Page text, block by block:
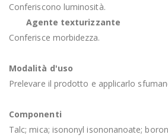
Conferiscono luminosità.
Agente texturizzante
Conferisce morbidezza.
Modalità d'uso
Prelevare il prodotto e applicarlo
Componenti
Talc; mica; isononyl isononanoate;